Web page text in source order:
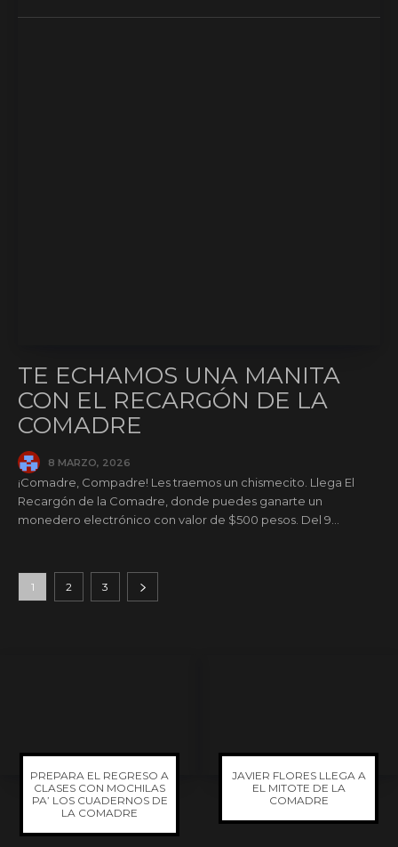
TE ECHAMOS UNA MANITA
CON EL RECARGÓN DE LA
COMADRE
8 MARZO, 2026
¡Comadre, Compadre! Les traemos un chismecito. Llega El
Recargón de la Comadre, donde puedes ganarte un
monedero electrónico con valor de $500 pesos. Del 9...
1 2 3
PREPARA EL REGRESO A
CLASES CON MOCHILAS
PA’ LOS CUADERNOS DE
LA COMADRE
JAVIER FLORES LLEGA A
EL MITOTE DE LA
COMADRE